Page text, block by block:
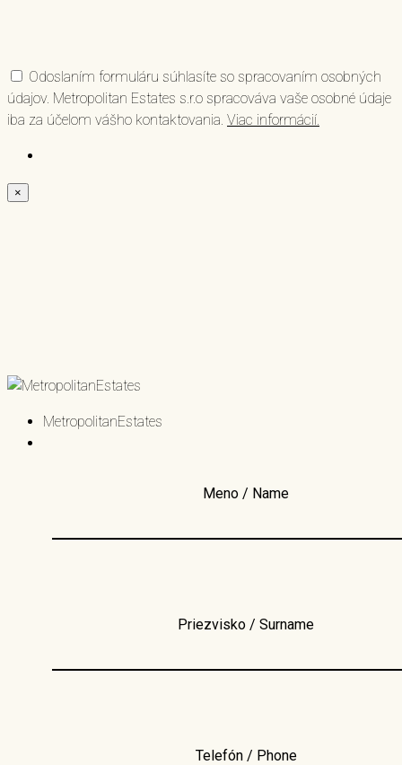
Odoslaním formuláru súhlasíte so spracovaním osobných
údajov. Metropolitan Estates s.r.o spracováva vaše osobné údaje
iba za účelom vášho kontaktovania. Viac informácií.
×
MetropolitanEstates
Meno / Name
Priezvisko / Surname
Telefón / Phone